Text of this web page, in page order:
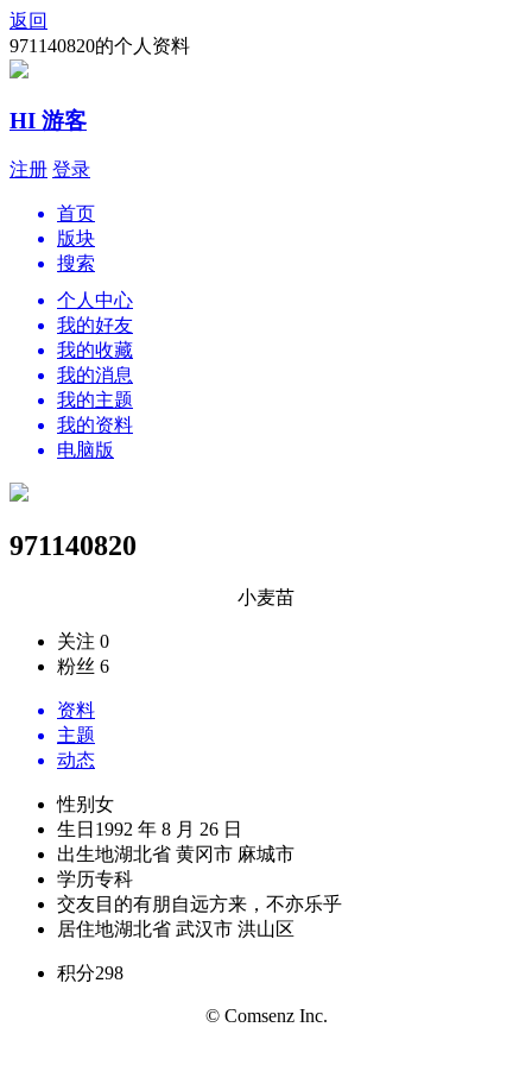
返回
971140820的个人资料
HI 游客
注册 登录
首页
版块
搜索
个人中心
我的好友
我的收藏
我的消息
我的主题
我的资料
电脑版
971140820
小麦苗
关注 0
粉丝 6
资料
主题
动态
性别 女
生日 1992 年 8 月 26 日
出生地湖北省 黄冈市 麻城市
学历专科
交友目的有朋自远方来，不亦乐乎
居住地湖北省 武汉市 洪山区
积分298
© Comsenz Inc.